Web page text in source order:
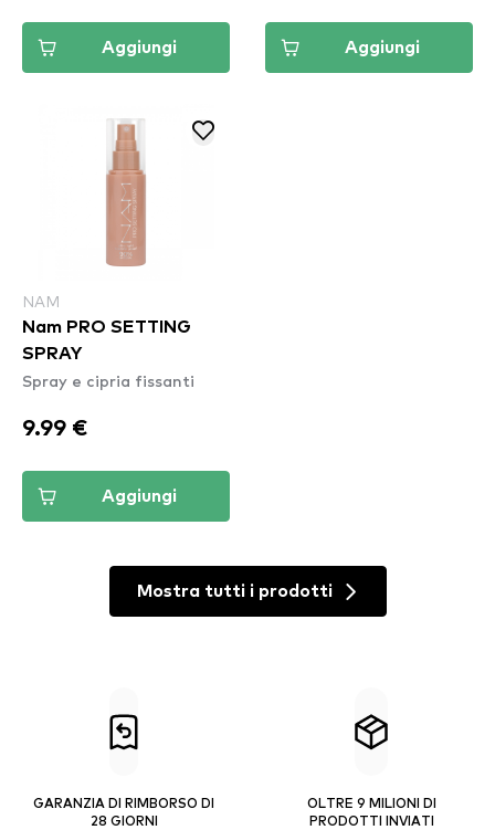
Aggiungi Aggiungi
NAM
Nam PRO SETTING
SPRAY
Spray e cipria fissanti
9.99 €
Aggiungi
Mostra tutti i prodotti
GARANZIA DI RIMBORSO DI
28 GIORNI
OLTRE 9 MILIONI DI
PRODOTTI INVIATI